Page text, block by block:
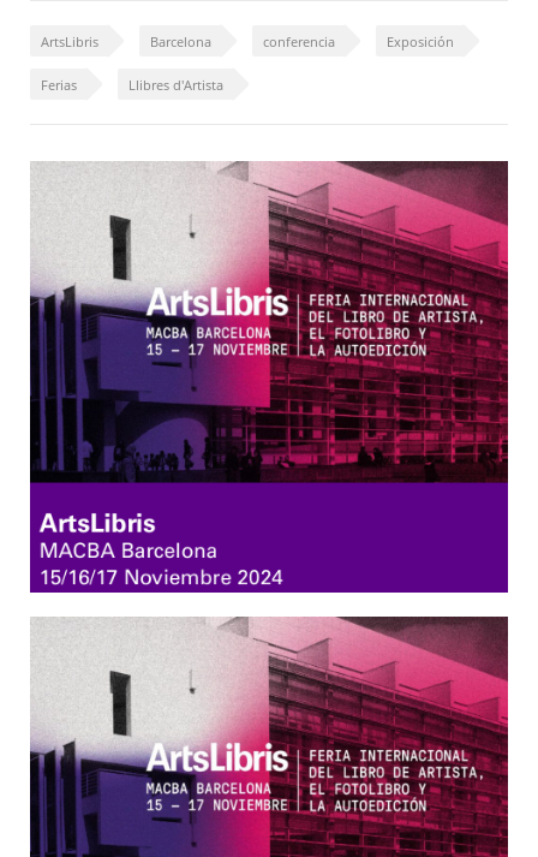
ArtsLibris Barcelona conferencia Exposición
Ferias Llibres d'Artista